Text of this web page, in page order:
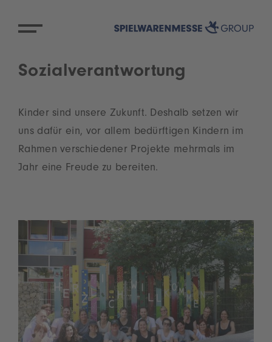
Sozialverantwortung
Kinder sind unsere Zukunft. Deshalb setzen wir
uns dafür ein, vor allem bedürftigen Kindern im
Rahmen verschiedener Projekte mehrmals im
Jahr eine Freude zu bereiten.